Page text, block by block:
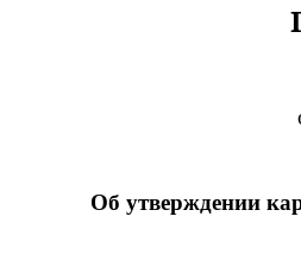
Об утверждении